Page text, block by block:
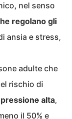
nel senso
regolano gli
ansia e stress,
adulte che
rischio di
alta,
il 50% e